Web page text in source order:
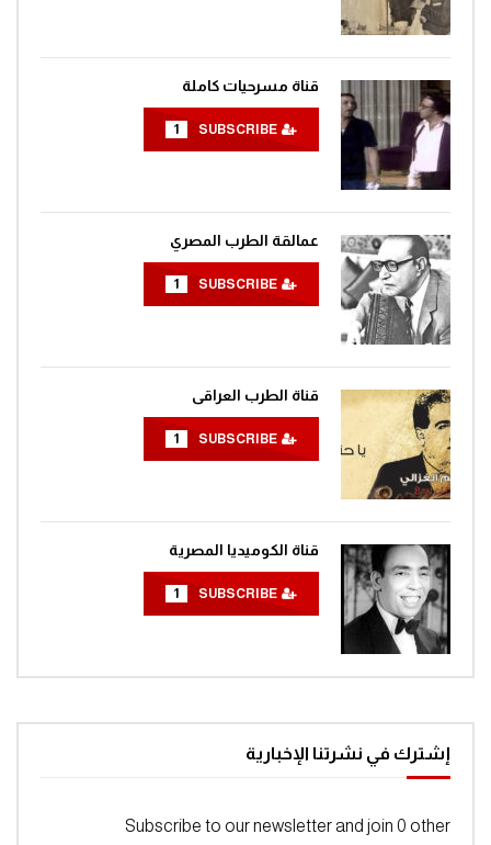
قناة مسرحيات كاملة
1
عمالقة الطرب المصري
1
قناة الطرب العراقى
1
قناة الكوميديا المصرية
1
إشترك في نشرتنا الإخبارية
Subscribe to our newsletter and join 0 other